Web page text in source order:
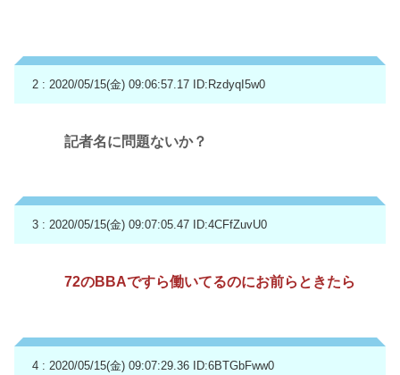
2 : 2020/05/15(金) 09:06:57.17 ID:RzdyqI5w0
記者名に問題ないか？
3 : 2020/05/15(金) 09:07:05.47 ID:4CFfZuvU0
72のBBAですら働いてるのにお前らときたら
4 : 2020/05/15(金) 09:07:29.36 ID:6BTGbFww0